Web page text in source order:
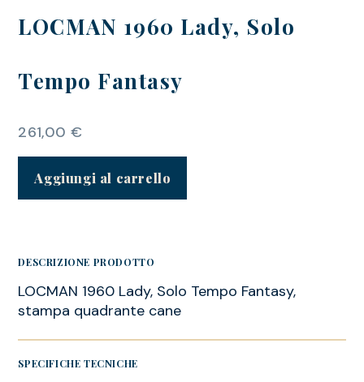
LOCMAN 1960 Lady, Solo
Tempo Fantasy
261,00 €
Aggiungi al carrello
DESCRIZIONE PRODOTTO
LOCMAN 1960 Lady, Solo Tempo Fantasy,
stampa quadrante cane
SPECIFICHE TECNICHE